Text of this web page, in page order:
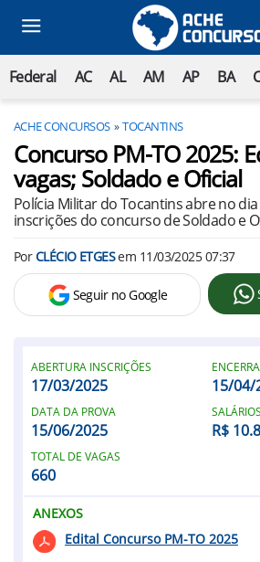
Federal AC AL AM AP BA
ACHE CONCURSOS TOCANTINS
Concurso PM-TO 2025:
vagas; Soldado e Oficial
Polícia Militar do Tocantins abre no
inscrições do concurso de Soldado e
PorCLÉCIO ETGESem 11/03/2025 07:37
Seguir no Google
ABERTURA INSCRIÇÕES
17/03/2025 15/04/
DATA DA PROVA
15/06/2025 R$
TOTAL DE VAGAS
660
ANEXOS
Edital Concurso PM-TO 2025